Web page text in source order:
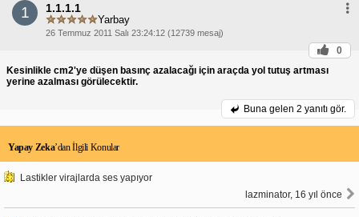
1 1.1.1.1
Yarbay
26 Temmuz 2011 Salı 23:24:12 (12739 mesaj)
0
Kesinlikle cm2'ye düşen basınç azalacağı için araçda yol tutuş artması
yerine azalması görülecektir.
Buna gelen 2 yanıtı gör.
Yapay Zeka’dan İlgili Konular
Lastikler virajlarda ses yapıyor
lazminator, 16 yıl önce